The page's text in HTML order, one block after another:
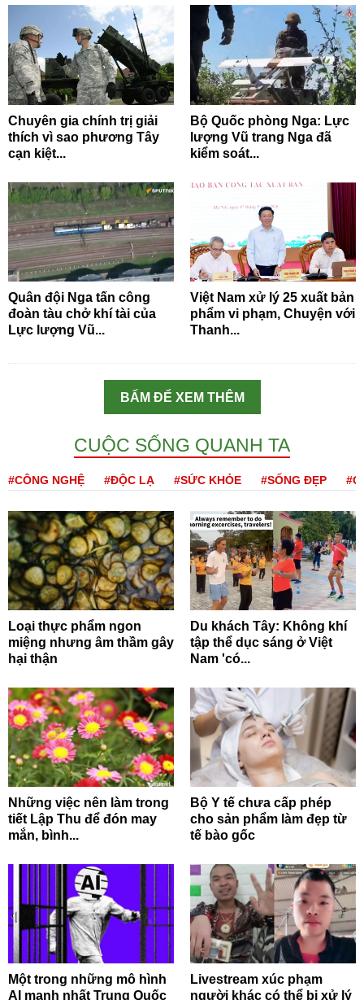
Chuyên gia chính trị giải
thích vì sao phương Tây
cạn kiệt...
Bộ Quốc phòng Nga: Lực
lượng Vũ trang Nga đã
kiểm soát...
Quân đội Nga tấn công
đoàn tàu chở khí tài của
Lực lượng Vũ...
Việt Nam xử lý 25 xuất bản
phẩm vi phạm, Chuyện với
Thanh...
BẤM ĐỂ XEM THÊM
CUỘC SỐNG QUANH TA
#CÔNG NGHỆ #ĐỘC LẠ #SỨC KHỎE #SỐNG ĐẸP
Loại thực phẩm ngon
miệng nhưng âm thầm gây
hại thận
Du khách Tây: Không khí
tập thể dục sáng ở Việt
Nam 'có...
Những việc nên làm trong
tiết Lập Thu để đón may
mắn, bình...
Bộ Y tế chưa cấp phép
cho sản phẩm làm đẹp từ
tế bào gốc
Một trong những mô hình
AI mạnh nhất Trung Quốc
Livestream xúc phạm
người khác có thể bị xử lý